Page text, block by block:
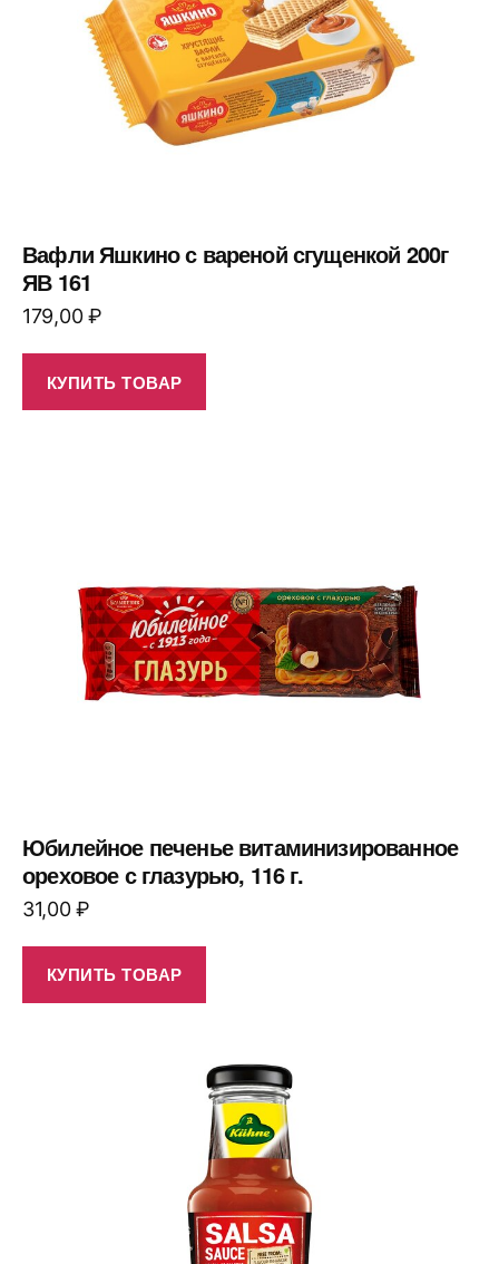
Вафли Яшкино с вареной сгущенкой 200г
ЯВ 161
179,00₽
КУПИТЬ ТОВАР
Юбилейное печенье витаминизированное
ореховое с глазурью, 116 г.
31,00₽
КУПИТЬ ТОВАР